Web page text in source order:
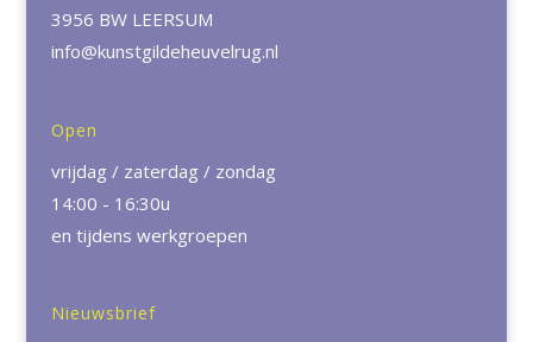
3956 BW LEERSUM
info@kunstgildeheuvelrug.nl
Open
vrijdag / zaterdag / zondag
14:00 - 16:30u
en tijdens werkgroepen
Nieuwsbrief